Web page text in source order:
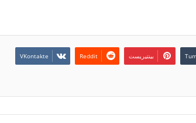
بينتيريست